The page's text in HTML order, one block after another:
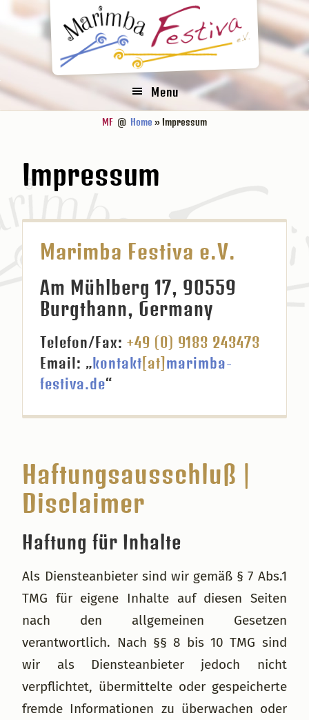
Hauptnavigation
Seitenspalte
Menu
MF @ Home » Impressum
Impressum
Marimba Festiva e.V.
Am Mühlberg 17, 90559
Burgthann, Germany
Telefon/Fax:+49 (0) 9183 243473
Email: „kontakt[at]marimba-
festiva.de“
Haftungsausschluß |
Disclaimer
Haftung für Inhalte
Als Diensteanbieter sind wir gemäß § 7 Abs.1
TMG für eigene Inhalte auf diesen Seiten
nach den allgemeinen Gesetzen
verantwortlich. Nach §§ 8 bis 10 TMG sind
wir als Diensteanbieter jedoch nicht
verpflichtet, übermittelte oder gespeicherte
fremde Informationen zu überwachen oder